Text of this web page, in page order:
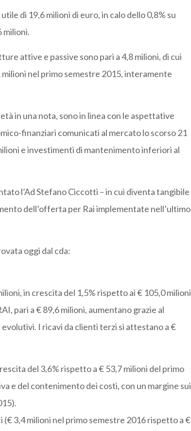
di 19,6 milioni di euro, in calo dello 0,8% su
milioni.
attive e passive sono pari a 4,8 milioni, di cui
nel primo semestre 2015, interamente
in una nota, sono in linea con le aspettative
finanziari comunicati al mercato lo scorso 21
e investimenti di mantenimento inferiori al
l’Ad Stefano Ciccotti – in cui diventa tangibile
dell’offerta per Rai implementate nell’ultimo
oggi dal cda:
in crescita del 1,5% rispetto ai € 105,0 milioni
pari a € 89,6 milioni, aumentano grazie al
I ricavi da clienti terzi si attestano a €
del 3,6% rispetto a € 53,7 milioni del primo
e del contenimento dei costi, con un margine sui
3,4 milioni nel primo semestre 2016 rispetto a €